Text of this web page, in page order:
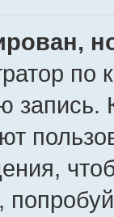
по
запись.